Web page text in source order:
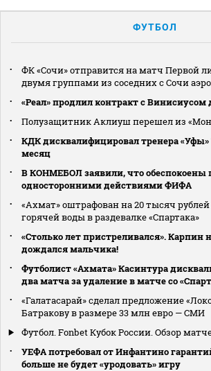
ФУТБОЛ
ФК «Сочи» отправится на матч Первой
двумя группами из соседних с Сочи
«Реал» продлил контракт с Винисиусом
Полузащитник Аклиуш перешел из
КДК дисквалифицировал тренера «Уфы»
месяц
В КОНМЕБОЛ заявили, что
односторонними действиями ФИФА
«Ахмат» оштрафован на 20 тысяч рублей
горячей воды в раздевалке «Спартака»
«Столько лет пристреливался». Карпин
дождался мальчика!
Футболист «Ахмата» Касинтура
два матча за удаление в матче со
«Галатасарай» сделал предложение
Батракову в размере 33 млн евро — СМИ
Футбол. Fonbet Кубок России. Обзор
УЕФА потребовал от Инфантино
больше не будет «уродовать» игру